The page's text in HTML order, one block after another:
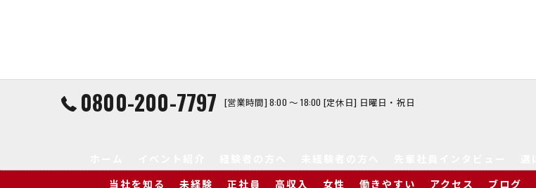
0800-200-7797 [営業時間] 8:00 ～ 18:00 [定休日] 日曜日・祝日
当社を知る
未経験 正社員 高収入 女性 働きやすい アクセス ブログ